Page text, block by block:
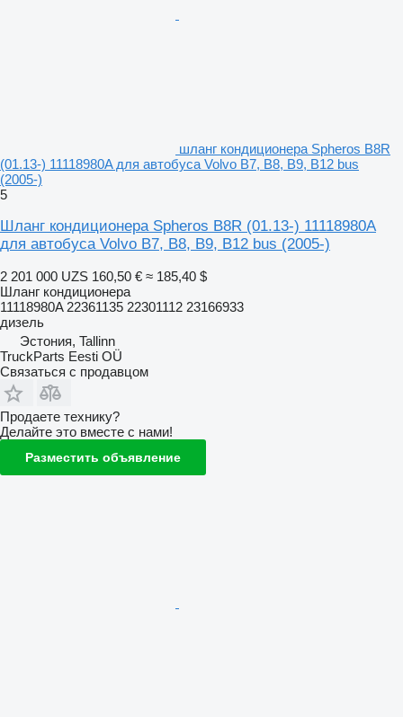
шланг кондиционера Spheros B8R
(01.13-) 11118980A для автобуса Volvo B7, B8, B9, B12 bus
(2005-)
5
Шланг кондиционера Spheros B8R (01.13-) 11118980A
для автобуса Volvo B7, B8, B9, B12 bus (2005-)
2 201 000 UZS 160,50 € ≈ 185,40 $
Шланг кондиционера
11118980A 22361135 22301112 23166933
дизель
Эстония, Tallinn
TruckParts Eesti OÜ
Связаться с продавцом
Продаете технику?
Делайте это вместе с нами!
Разместить объявление